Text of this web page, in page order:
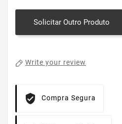
Solicitar Outro Produto
Write your review
Compra Segura